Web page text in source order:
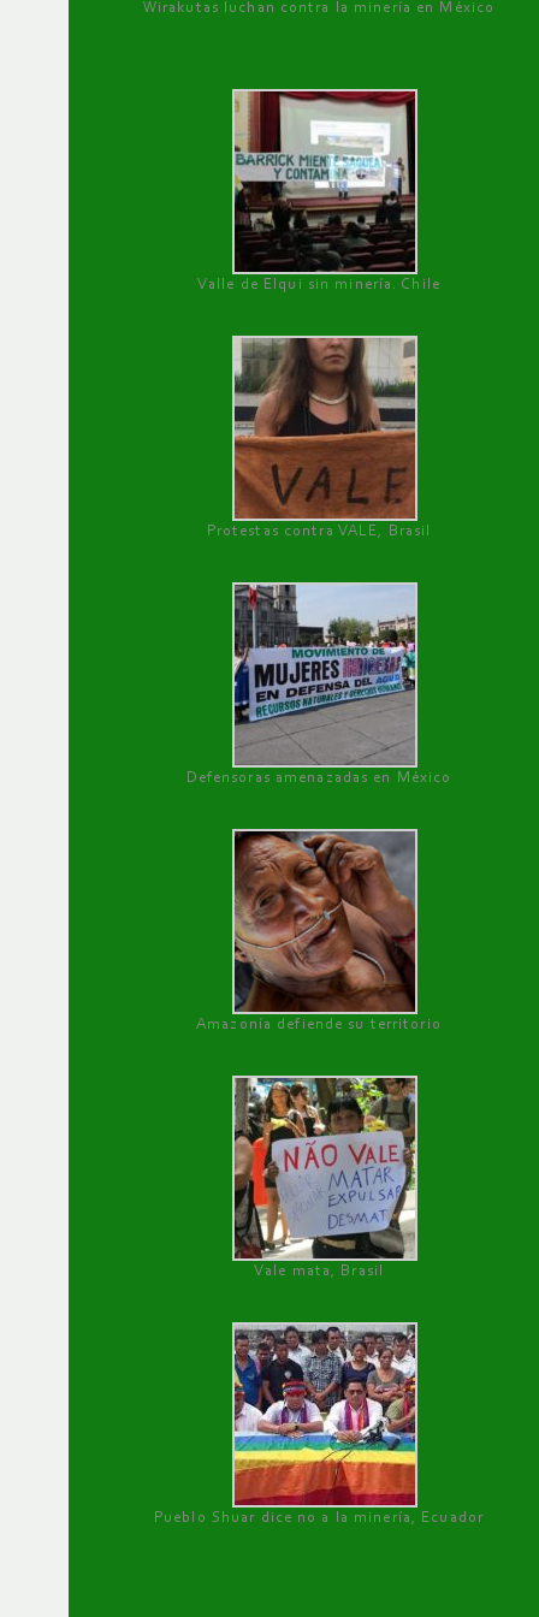
Wirakutas luchan contra la minería en México
Valle de Elqui sin minería. Chile
Protestas contra VALE, Brasil
Defensoras amenazadas en México
Amazonía defiende su territorio
Vale mata, Brasil
Pueblo Shuar dice no a la minería, Ecuador